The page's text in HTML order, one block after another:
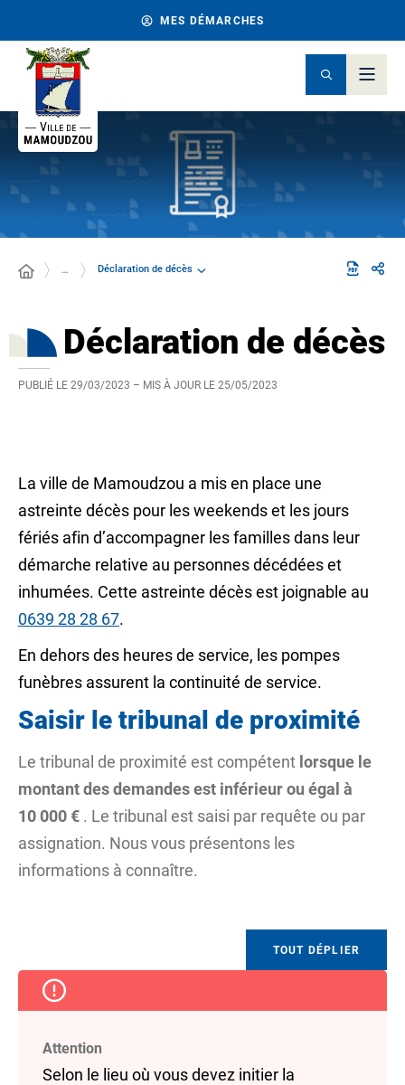
MES DÉMARCHES
… Déclaration de décès
Déclaration de décès
PUBLIÉ LE 29/03/2023 – MIS À JOUR LE 25/05/2023
La ville de Mamoudzou a mis en place une
astreinte décès pour les weekends et les jours
fériés afin d’accompagner les familles dans leur
démarche relative au personnes décédées et
inhumées. Cette astreinte décès est joignable au
0639 28 28 67.
En dehors des heures de service, les pompes
funèbres assurent la continuité de service.
Saisir le tribunal de proximité
Le tribunal de proximité est compétent lorsque le
montant des demandes est inférieur ou égal à
10 000 € . Le tribunal est saisi par requête ou par
assignation. Nous vous présentons les
informations à connaître.
TOUT DÉPLIER
Attention
Selon le lieu où vous devez initier la